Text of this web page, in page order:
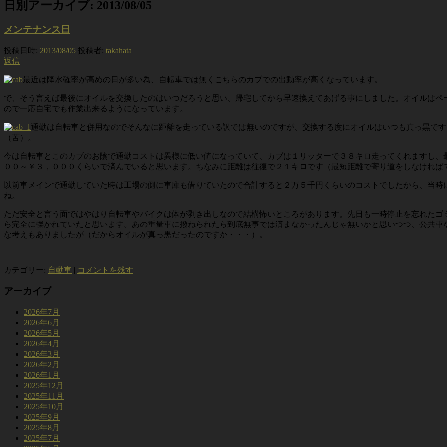
日別アーカイブ: 2013/08/05
メンテナンス日
投稿日時: 2013/08/05 投稿者: takahata
返信
最近は降水確率が高めの日が多い為、自転車では無くこちらのカブでの出動率が高くなっています。
で、そう言えば最後にオイルを交換したのはいつだろうと思い、帰宅してから早速換えてあげる事にしました。オイルは
ので一応自宅でも作業出来るようになっています。
通勤は自転車と併用なのでそんなに距離を走っている訳では無いのですが、交換する度にオイルはいつも真っ黒で
（苦）。
今は自転車とこのカブのお陰で通勤コストは異様に低い値になっていて、カブは１リッターで３８キロ走ってくれますし
００～￥３，０００くらいで済んでいると思います。ちなみに距離は往復で２１キロです（最短距離で寄り道をしなければ
以前車メインで通勤していた時は工場の側に車庫も借りていたので合計すると２万５千円くらいのコストでしたから、当
ね。
ただ安全と言う面ではやはり自転車やバイクは体が剥き出しなので結構怖いところがあります。先日も一時停止を忘れた
ら完全に轢かれていたと思います。あの重量車に撥ねられたら到底無事では済まなかったんじゃ無いかと思いつつ、公共
な考えもありましたが（だからオイルが真っ黒だったのですか・・・）。
カテゴリー: 自動車 | コメントを残す
アーカイブ
2026年7月
2026年6月
2026年5月
2026年4月
2026年3月
2026年2月
2026年1月
2025年12月
2025年11月
2025年10月
2025年9月
2025年8月
2025年7月